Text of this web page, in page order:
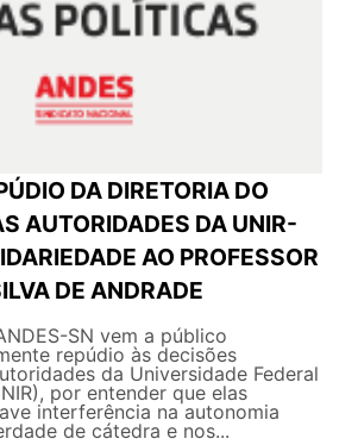
DA DIRETORIA DO
AUTORIDADES DA UNIR-
AO PROFESSOR
DE ANDRADE
SN vem a público
repúdio às decisões
da Universidade Federal
por entender que elas
interferência na autonomia
de cátedra e nos...